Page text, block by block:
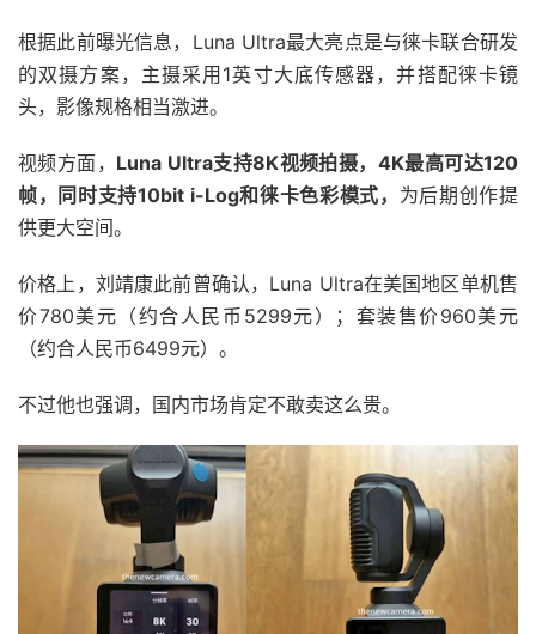
根据此前曝光信息，Luna Ultra最大亮点是与徕卡联合研发
的双摄方案，主摄采用1英寸大底传感器，并搭配徕卡镜
头，影像规格相当激进。
视频方面， Luna Ultra支持8K视频拍摄，4K最高可达120
帧，同时支持10bit i-Log和徕卡色彩模式， 为后期创作提
供更大空间。
价格上，刘靖康此前曾确认，Luna Ultra在美国地区单机售
价780美元（约合人民币5299元）；套装售价960美元
（约合人民币6499元）。
不过他也强调，国内市场肯定不敢卖这么贵。